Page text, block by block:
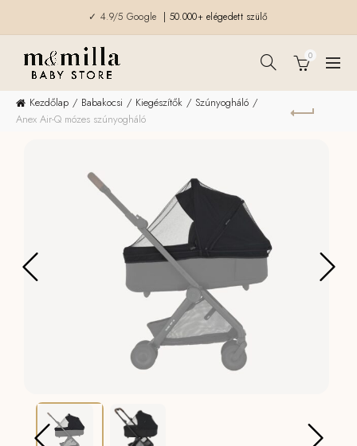
✓ 4.9/5 Google | 50.000+ elégedett szülő
0
Kezdőlap Babakocsi Kiegészítők
Szúnyogháló
Anex Air-Q mózes szúnyogháló